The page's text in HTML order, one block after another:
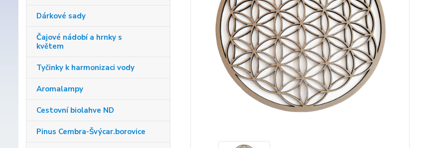
Dárkové sady
Čajové nádobí a hrnky s
květem
Tyčinky k harmonizaci vody
Aromalampy
Cestovní biolahve ND
Pinus Cembra-Švýcar.borovice